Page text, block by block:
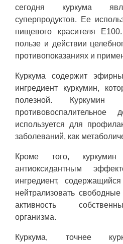
сегодня куркума
суперпродуктов. Ее
пищевого красителя
пользе и действии
противопоказаниях и
Куркума содержит
ингредиент куркумин,
полезной. Куркумин
используется для
заболеваний, как
Кроме того,
антиоксидантным
ингредиент,
нейтрализовать
активность
организма.
Куркума, точнее